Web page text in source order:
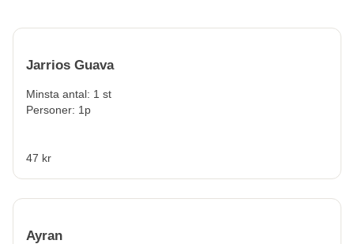
Jarrios Guava
Minsta antal: 1 st
Personer: 1p
47 kr
Ayran